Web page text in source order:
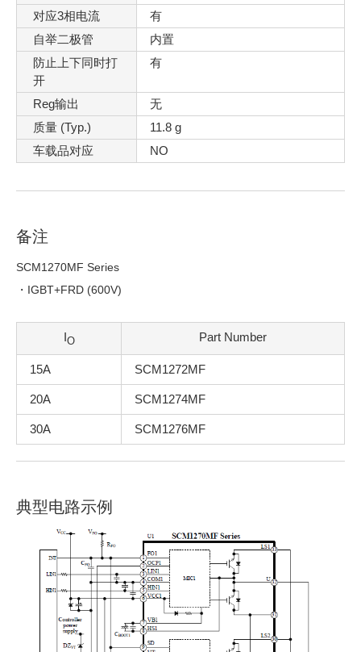
对应3相电流
有
自举二极管
内置
防止上下同时打
开
有
Reg输出
无
质量 (Typ.)
11.8 g
车载品对应
NO
备注
SCM1270MF Series
・IGBT+FRD (600V)
IO Part Number
15A SCM1272MF
20A SCM1274MF
30A SCM1276MF
典型电路示例